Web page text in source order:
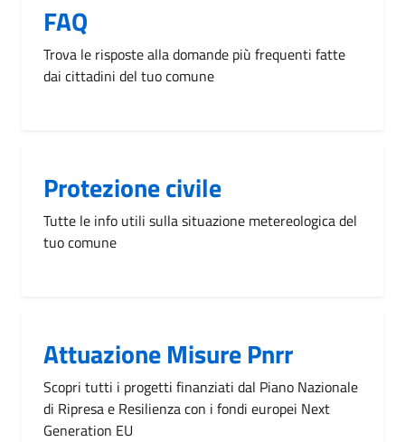
FAQ
Trova le risposte alla domande più frequenti fatte
dai cittadini del tuo comune
Protezione civile
Tutte le info utili sulla situazione metereologica del
tuo comune
Attuazione Misure Pnrr
Scopri tutti i progetti finanziati dal Piano Nazionale
di Ripresa e Resilienza con i fondi europei Next
Generation EU